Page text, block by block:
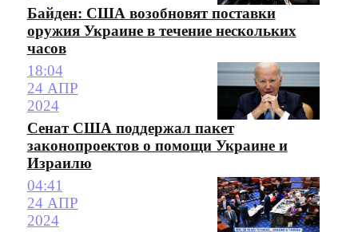
Байден: США возобновят поставки
оружия Украине в течение нескольких
часов
18:04
24 АПР
2024
Сенат США поддержал пакет
законопроектов о помощи Украине и
Израилю
04:41
24 АПР
2024